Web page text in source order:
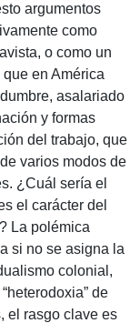
argumentos
como
o como un
que en América
asalariado
y formas
del trabajo, que
varios modos de
¿Cuál sería el
el carácter del
La polémica
si no se asigna la
colonial,
de
el rasgo clave es